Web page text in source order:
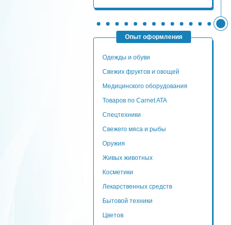
Опыт оформления
Одежды и обуви
Свежих фруктов и овощей
Медицинского оборудования
Товаров по Carnet ATA
Спецтехники
Свежего мяса и рыбы
Оружия
Живых животных
Косметики
Лекарственных средств
Бытовой техники
Цветов